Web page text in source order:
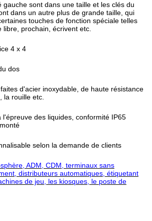
gauche sont dans une taille et les clés du
dans un autre plus de grande taille, qui
touches de fonction spéciale telles
prochain, écrivent etc.
4 x 4
dos
d'acier inoxydable, de haute résistance
la rouille etc.
l'épreuve des liquides, conformité IP65
selon la demande de clients
ADM, CDM, terminaux sans
distributeurs automatiques, étiquetant
de jeu, les kiosques, le poste de